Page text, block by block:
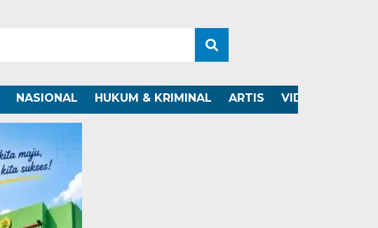
NASIONAL HUKUM & KRIMINAL ARTIS VIDEO